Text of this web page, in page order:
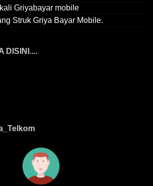
Griyabayar mobile
Struk Griya Bayar Mobile.
DISINI....